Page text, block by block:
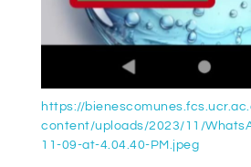
https://
content/uploads/2023/11/
11-09-at-4.04.40-PM.jpeg